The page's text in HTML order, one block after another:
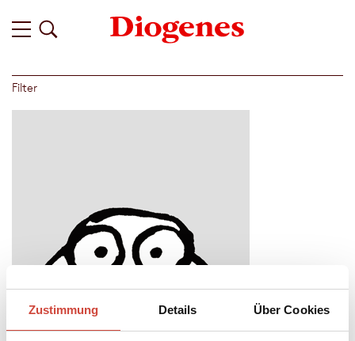
Zustimmung Details Über Cookies
Filter